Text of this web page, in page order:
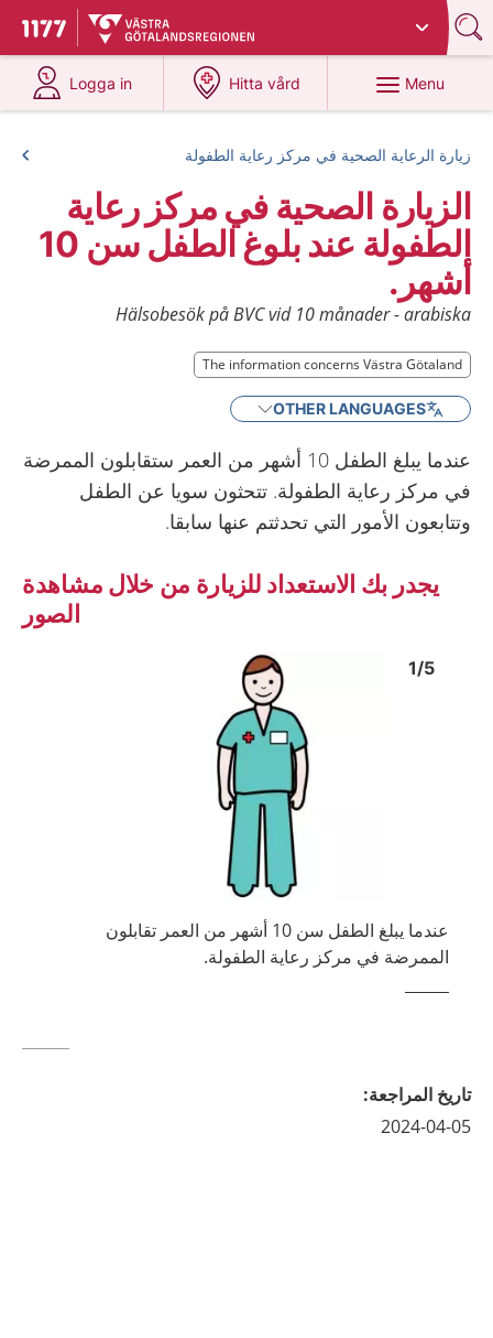
To start page for 1177
Du har valt region
Logga in
at 1177.se
Hitta vård
at 1177.se
Menu
زيارة الرعاية الصحية في مركز رعاية الطفولة
الزيارة الصحية في مركز رعاية
الطفولة عند بلوغ الطفل سن 10
أشهر.
Hälsobesök på BVC vid 10 månader - arabiska
The information concerns Västra Götaland
OTHER LANGUAGES
عندما يبلغ الطفل 10 أشهر من العمر ستقابلون الممرضة
في مركز رعاية الطفولة. تتحثون سويا عن الطفل
وتتابعون الأمور التي تحدثتم عنها سابقا.
يجدر بك الاستعداد للزيارة من خلال مشاهدة
الصور
Image
1/5
عندما يبلغ الطفل سن 10 أشهر من العمر تقابلون
الممرضة في مركز رعاية الطفولة.
تاريخ المراجعة:
2024-04-05